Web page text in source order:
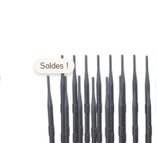
Soldes !
prix
initial
était :
1.299,00€.
prix
actuel
est :
699,99€.